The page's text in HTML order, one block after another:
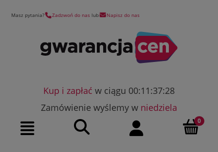
Masz pytania? Zadzwoń do nas lub Napisz do nas
Kup i zapłać w ciągu 00:11:37:28
Zamówienie wyślemy w niedziela